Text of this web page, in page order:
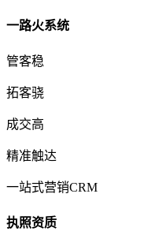
一路火系统
管客稳
拓客骁
成交高
精准触达
一站式营销CRM
执照资质